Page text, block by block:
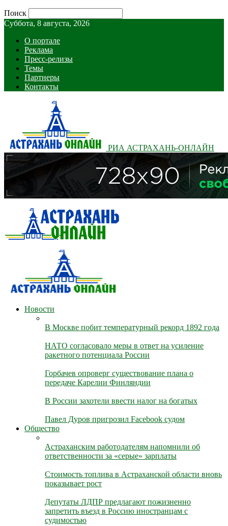
Поиск
Суббота, 8 августа, 2026
О портале
Реклама
Пресс-релизы
Темы
Партнеры
Контакты
РИА АСТРАХАНЬ-ОНЛАЙН
Новости
В Москве побит температурный рекорд 1892 года
НАТО согласовало меры в ответ на усиление
ракетного потенциала России
Горбачев опроверг существование плана о
передаче Карелии Финляндии
В России захотели ввести налог на богатых
Павел Дуров пригрозил Facebook судом
Общество
Астраханским работодателям напомнили об
ответственности за «серые» зарплаты
Стоимость топлива в Астраханской области вновь
показывает рост
Депутаты ЛДПР предлагают пожизненно
запретить въезд в Россию иностранцам с
судимостью